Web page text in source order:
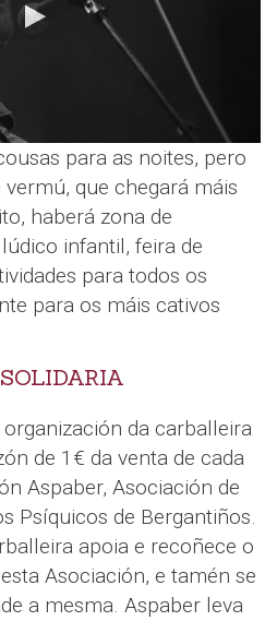
para as noites, pero
que chegará máis
haberá zona de
infantil, feira de
para todos os
para os máis cativos
organización da carballeira
de 1€ da venta de cada
Aspaber, Asociación de
Psíquicos de Bergantiños.
apoia e recoñece o
Asociación, e tamén se
a mesma. Aspaber leva